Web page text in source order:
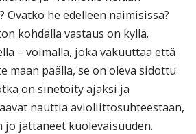
Ovatko he edelleen naimisissa?
kohdalla vastaus on kyllä.
– voimalla, joka vakuuttaa että
maan päälla, se on oleva sidottu
on sinetöity ajaksi ja
nauttia avioliittosuhteestaan,
jättäneet kuolevaisuuden.